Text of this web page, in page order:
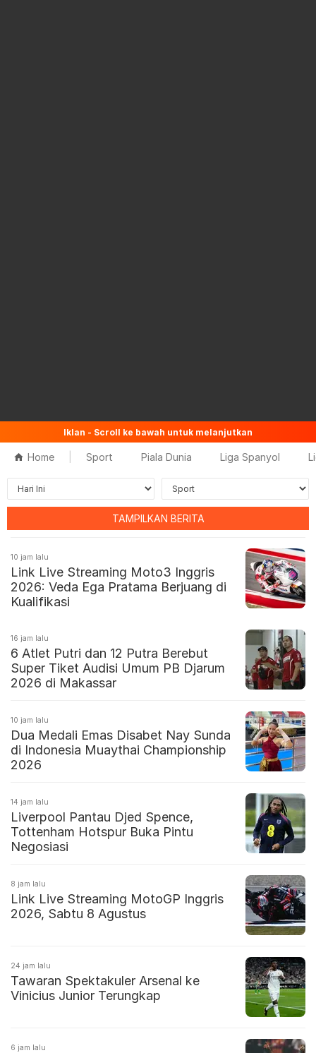
Iklan - Scroll ke bawah untuk melanjutkan
Home Sport Piala Dunia Liga Spanyol
10 jam lalu
Link Live Streaming Moto3 Inggris
2026: Veda Ega Pratama Berjuang di
Kualifikasi
16 jam lalu
6 Atlet Putri dan 12 Putra Berebut
Super Tiket Audisi Umum PB Djarum
2026 di Makassar
10 jam lalu
Dua Medali Emas Disabet Nay Sunda
di Indonesia Muaythai Championship
2026
14 jam lalu
Liverpool Pantau Djed Spence,
Tottenham Hotspur Buka Pintu
Negosiasi
8 jam lalu
Link Live Streaming MotoGP Inggris
2026, Sabtu 8 Agustus
24 jam lalu
Tawaran Spektakuler Arsenal ke
Vinicius Junior Terungkap
6 jam lalu